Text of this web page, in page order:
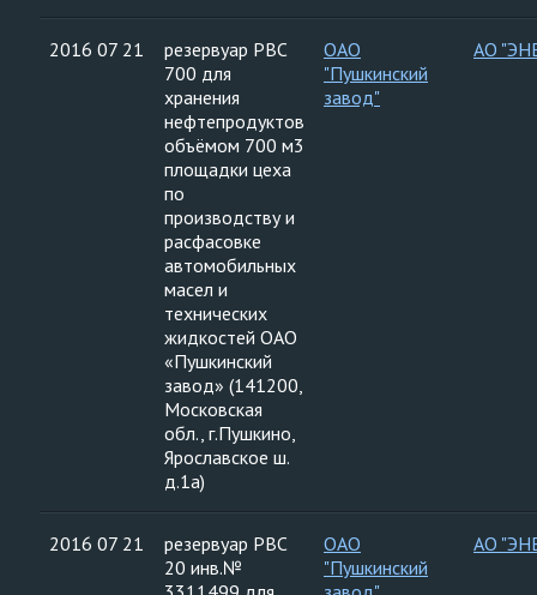
2016 07 21
резервуар РВС
700 для
хранения
нефтепродуктов
объёмом 700 м3
площадки цеха
по
производству и
расфасовке
автомобильных
масел и
технических
жидкостей ОАО
«Пушкинский
завод» (141200,
Московская
обл., г.Пушкино,
Ярославское ш.
д.1а)
ОАО
"Пушкинский
завод"
АО
2016 07 21
резервуар РВС
20 инв.№
ОАО
"Пушкинский
АО